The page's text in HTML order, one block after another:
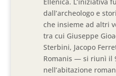
dall’archeologo e
che insieme ad altri
tra cui Giuseppe
Sterbini, Jacopo
Romanis — si riunì il
nell’abitazione